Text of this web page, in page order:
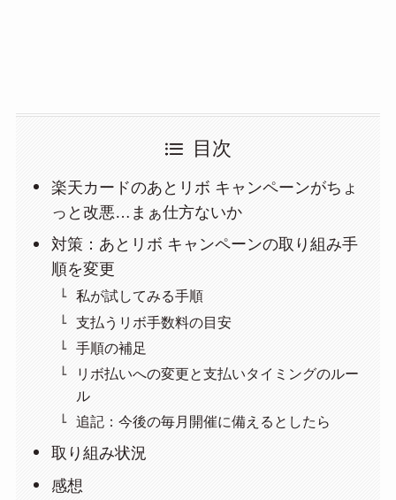
目次
楽天カードのあとリボ キャンペーンがちょ
っと改悪…まぁ仕方ないか
対策：あとリボ キャンペーンの取り組み手
順を変更
私が試してみる手順
支払うリボ手数料の目安
手順の補足
リボ払いへの変更と支払いタイミングのルー
ル
追記：今後の毎月開催に備えるとしたら
取り組み状況
感想